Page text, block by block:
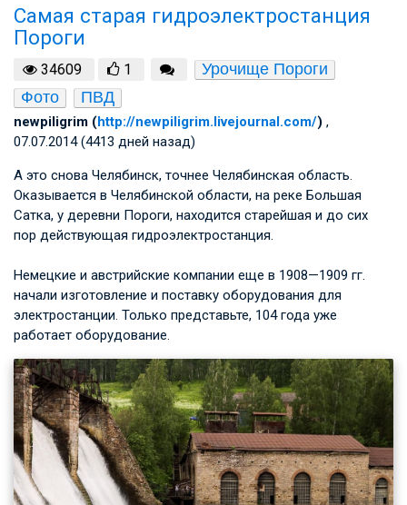
Самая старая гидроэлектростанция
Пороги
34609 1
Урочище Пороги
Фото
ПВД
newpiligrim (http://newpiligrim.livejournal.com/) ,
07.07.2014 (4413 дней назад)
А это снова Челябинск, точнее Челябинская область.
Оказывается в Челябинской области, на реке Большая
Сатка, у деревни Пороги, находится старейшая и до сих
пор действующая гидроэлектростанция.
Немецкие и австрийские компании еще в 1908—1909 гг.
начали изготовление и поставку оборудования для
электростанции. Только представьте, 104 года уже
работает оборудование.